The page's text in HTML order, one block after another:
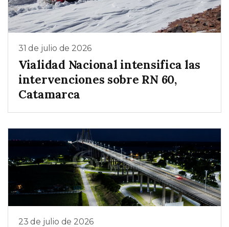
31 de julio de 2026
Vialidad Nacional intensifica las
intervenciones sobre RN 60,
Catamarca
23 de julio de 2026